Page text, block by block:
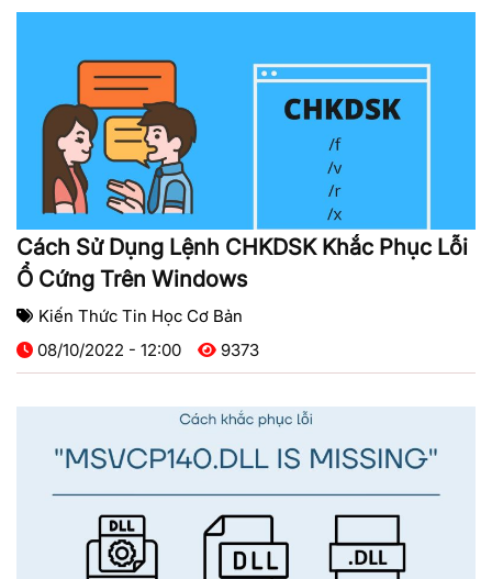
Cách Sử Dụng Lệnh CHKDSK Khắc Phục Lỗi
Ổ Cứng Trên Windows
Kiến Thức Tin Học Cơ Bản
08/10/2022 - 12:00
9373